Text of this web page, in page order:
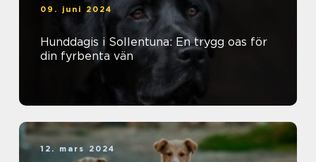
09. juni 2024
Hunddagis i Sollentuna: En trygg oas för
din fyrbenta vän
12. mars 2024